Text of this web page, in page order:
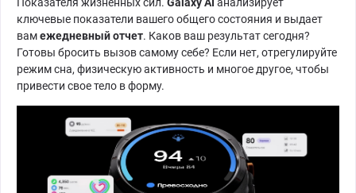
ключевые показатели вашего общего состояния и выдает
вамежедневный отчет. Каков ваш результат сегодня?
Готовы бросить вызов самому себе? Если нет, отрегулируйте
режим сна, физическую активность и многое другое, чтобы
привести свое тело в форму.